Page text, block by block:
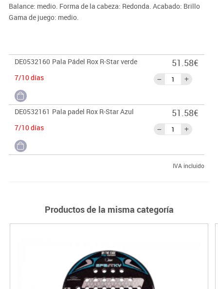
Balance: medio. Forma de la cabeza: Redonda. Acabado: Brillo
Gama de juego: medio.
DE0532160 Pala Pádel Rox R-Star verde
7/10 días
51.58€
DE0532161 Pala padel Rox R-Star Azul
7/10 días
51.58€
IVA incluido
Productos de la misma categoría